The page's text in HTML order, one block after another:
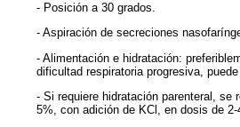
- Posición a 30 grados.
- Aspiración de secreciones
- Alimentación e hidratación:
dificultad respiratoria progresiva,
- Si requiere hidratación parenteral,
5%, con adición de KCl, en dosis de 2-